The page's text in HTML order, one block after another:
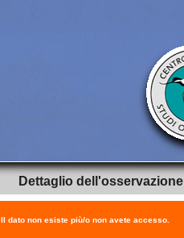
Dettaglio dell'osservazione
Il dato non esiste più/o non avete accesso.